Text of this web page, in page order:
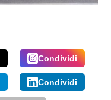
Condividi
Condividi